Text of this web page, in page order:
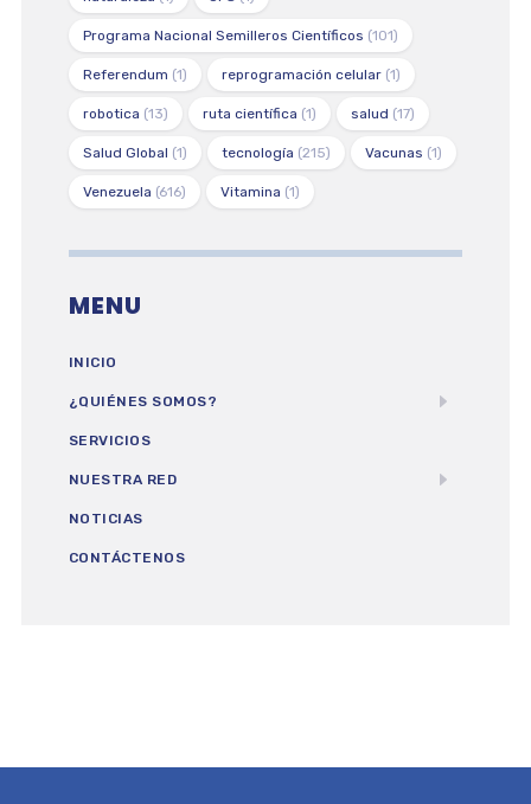
Programa Nacional Semilleros Científicos (101)
Referendum (1) reprogramación celular(1)
robotica (13) ruta científica (1) salud (17)
Salud Global (1) tecnología (215) Vacunas (1)
Venezuela (616) Vitamina (1)
MENU
INICIO
¿QUIÉNES SOMOS?
SERVICIOS
NUESTRA RED
NOTICIAS
CONTÁCTENOS